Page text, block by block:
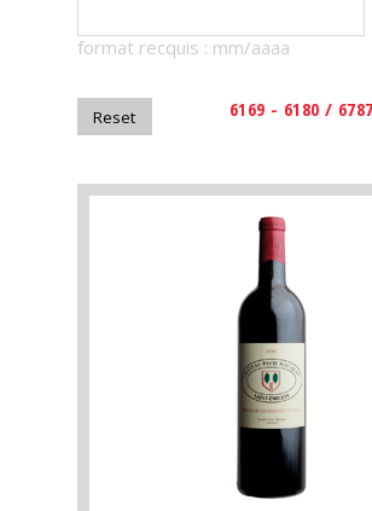
magazine
Magazine
format recquis : mm/aaaa
6169 - 6180 / 6787